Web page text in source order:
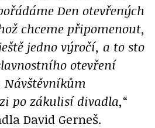
Den otevřených
chceme připomenout,
jedno výročí, a to sto
otevření
po zákulisí divadla,“
David Gerneš.